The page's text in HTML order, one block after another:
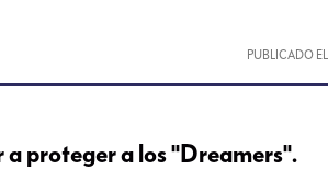
PUBLICADO
proteger a los "Dreamers".